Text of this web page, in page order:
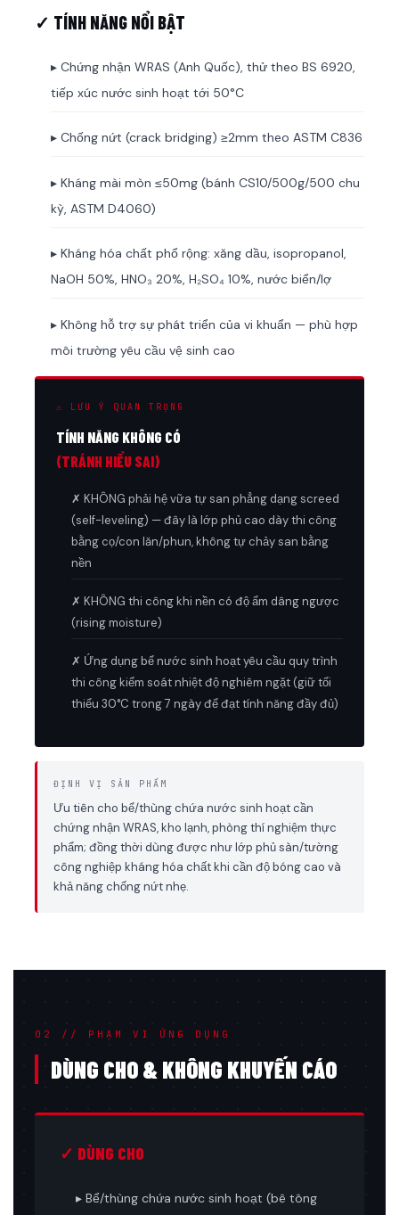
✓ TÍNH NĂNG NỔI BẬT
▸ Chứng nhận WRAS (Anh Quốc), thử theo BS 6920,
tiếp xúc nước sinh hoạt tới 50°C
▸ Chống nứt (crack bridging) ≥2mm theo ASTM C836
▸ Kháng mài mòn ≤50mg (bánh CS10/500g/500 chu
kỳ, ASTM D4060)
▸ Kháng hóa chất phổ rộng: xăng dầu, isopropanol,
NaOH 50%, HNO₃ 20%, H₂SO₄ 10%, nước biển/lợ
▸ Không hỗ trợ sự phát triển của vi khuẩn — phù hợp
môi trường yêu cầu vệ sinh cao
⚠ LƯU Ý QUAN TRỌNG
TÍNH NĂNG KHÔNG CÓ
(TRÁNH HIỂU SAI)
✗ KHÔNG phải hệ vữa tự san phẳng dạng screed
(self-leveling) — đây là lớp phủ cao dày thi công
bằng cọ/con lăn/phun, không tự chảy san bằng
nền
✗ KHÔNG thi công khi nền có độ ẩm dâng ngược
(rising moisture)
✗ Ứng dụng bể nước sinh hoạt yêu cầu quy trình
thi công kiểm soát nhiệt độ nghiêm ngặt (giữ tối
thiểu 30°C trong 7 ngày để đạt tính năng đầy đủ)
ĐỊNH VỊ SẢN PHẨM
Ưu tiên cho bể/thùng chứa nước sinh hoạt cần
chứng nhận WRAS, kho lạnh, phòng thí nghiệm thực
phẩm; đồng thời dùng được như lớp phủ sàn/tường
công nghiệp kháng hóa chất khi cần độ bóng cao và
khả năng chống nứt nhẹ.
02 // PHẠM VI ỨNG DỤNG
DÙNG CHO & KHÔNG KHUYẾN CÁO
✓ DÙNG CHO
▸ Bể/thùng chứa nước sinh hoạt (bê tông